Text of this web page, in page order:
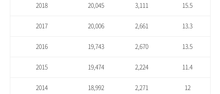
2018 20,045 3,111 15.5
2017 20,006 2,661 13.3
2016 19,743 2,670 13.5
2015 19,474 2,224 11.4
2014 18,992 2,271 12